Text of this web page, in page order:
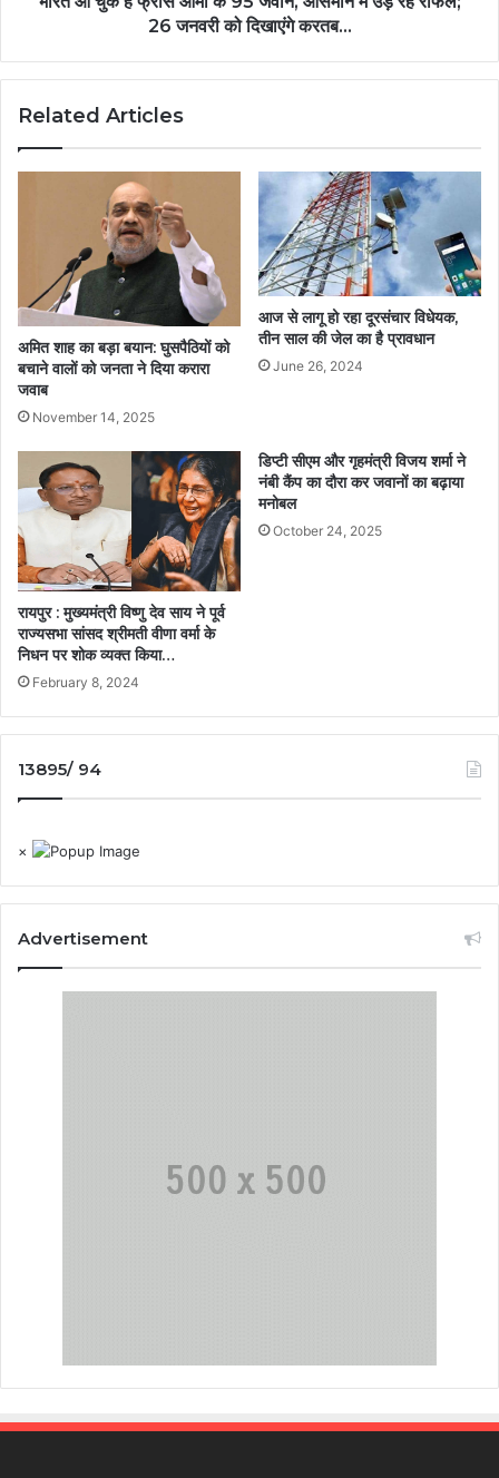
26 जनवरी को दिखाएंगे करतब...
Related Articles
अमित शाह का बड़ा बयान: घुसपैठियों को
बचाने वालों को जनता ने दिया करारा
जवाब
November 14, 2025
आज से लागू हो रहा दूरसंचार विधेयक,
तीन साल की जेल का है प्रावधान
June 26, 2024
रायपुर : मुख्यमंत्री विष्णु देव साय ने पूर्व
राज्यसभा सांसद श्रीमती वीणा वर्मा के
निधन पर शोक व्यक्त किया…
February 8, 2024
डिप्टी सीएम और गृहमंत्री विजय शर्मा ने
नंबी कैंप का दौरा कर जवानों का बढ़ाया
मनोबल
October 24, 2025
13895/ 94
×
Advertisement